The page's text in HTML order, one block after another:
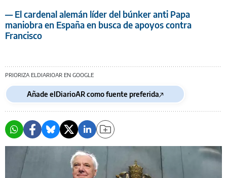
— El cardenal alemán líder del búnker anti Papa
maniobra en España en busca de apoyos contra
Francisco
PRIORIZA ELDIARIOAR EN GOOGLE
Añade elDiarioAR como fuente preferida